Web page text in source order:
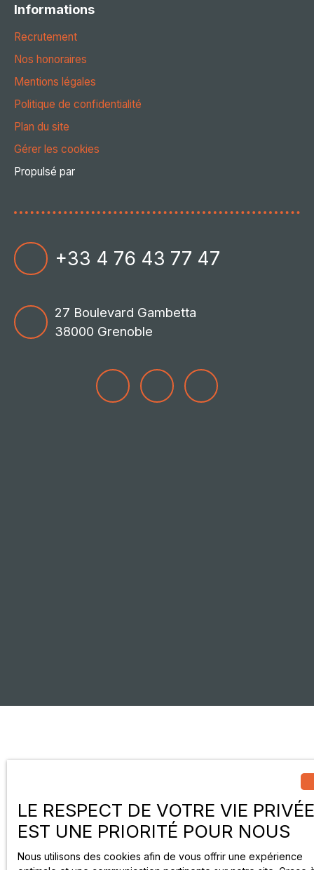
Informations
Recrutement
Nos honoraires
Mentions légales
Politique de confidentialité
Plan du site
Gérer les cookies
Propulsé par
+33 4 76 43 77 47
27 Boulevard Gambetta
38000 Grenoble
LE RESPECT DE VOTRE VIE PRIVÉE
EST UNE PRIORITÉ POUR NOUS
Nous utilisons des cookies afin de vous offrir une expérience